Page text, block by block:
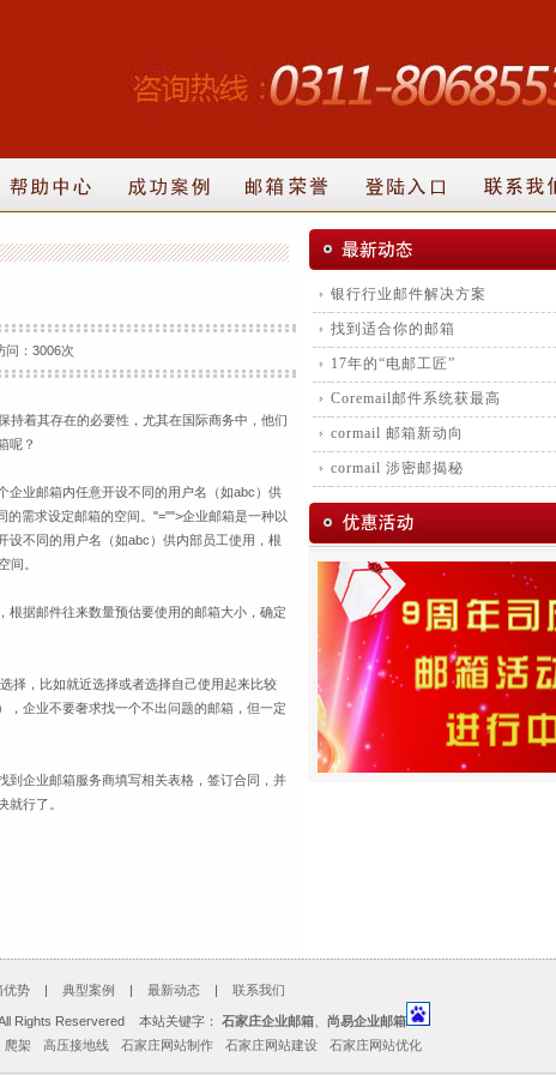
：3006次
持着其存在的必要性，尤其在国际商务中，他们
呢？
企业邮箱内任意开设不同的用户名（如abc）供
的需求设定邮箱的空间。"="">企业邮箱是一种以
设不同的用户名（如abc ）供内部员工使用，根
间。
根据邮件往来数量预估要使用的邮箱大小，确定
择，比如就近选择或者选择自己使用起来比较
，企业不要奢求找一个不出问题的邮箱，但一定
到企业邮箱服务商填写相关表格，签订合同，并
就行了。
银行行业邮件解决方案
找到适合你的邮箱
17年的“电邮工匠”
Coremail邮件系统获最高
cormail 邮箱新动向
cormail 涉密邮揭秘
优势 | 典型案例 | 最新动态 | 联系我们
Rights Reservered 本站关键字： 石家庄企业邮箱、 尚易企业邮箱
爬架 高压接地线 石家庄网站制作 石家庄网站建设 石家庄网站优化